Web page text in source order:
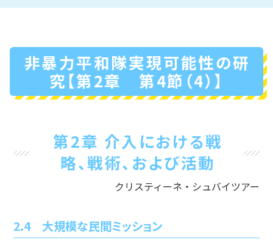
非暴力平和隊実現可能性の研
究【第2章 第4節（4）】
第2章 介入における戦
略、戦術、および活動
クリスティーネ・シュバイツアー
2.4 大規模な民間ミッション